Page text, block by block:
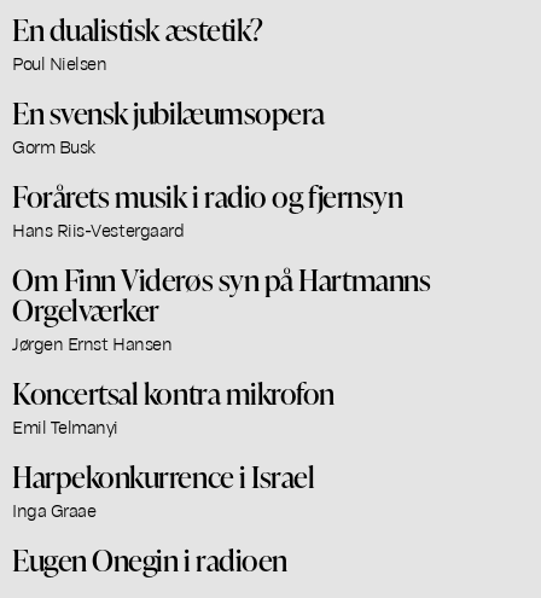
En dualistisk æstetik?
Poul Nielsen
En svensk jubilæumsopera
Gorm Busk
Forårets musik i radio og fjernsyn
Hans Riis-Vestergaard
Om Finn Viderøs syn på Hartmanns
Orgelværker
Jørgen Ernst Hansen
Koncertsal kontra mikrofon
Emil Telmanyi
Harpekonkurrence i Israel
Inga Graae
Eugen Onegin i radioen